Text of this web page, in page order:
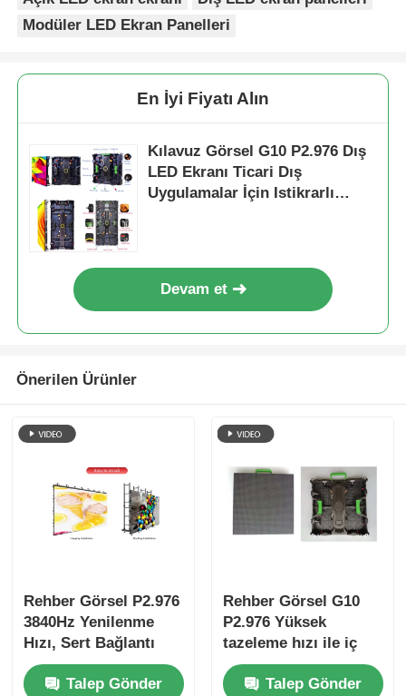
Modüler LED Ekran Panelleri
En İyi Fiyatı Alın
Kılavuz Görsel G10 P2.976 Dış
LED Ekranı Ticari Dış
Uygulamalar İçin Istikrarlı
Devam et
Önerilen Ürünler
Rehber Görsel P2.976
3840Hz Yenilenme
Hızı, Sert Bağlantı
Kabinesi ve Çarpışma
Karşıtı Koruması ile
Talep Gönder
Rehber Görsel G10
P2.976 Yüksek
tazeleme hızı ile iç
mekan LED ekran,
Kiralama veTalep Gönder